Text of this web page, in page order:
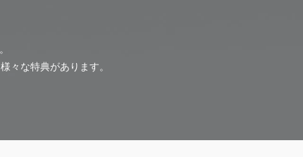
々な特典があります。